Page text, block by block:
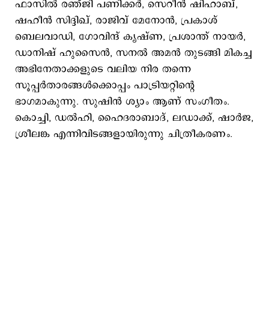
ഫാസില്‍ രഞ്ജി പണിക്കര്‍, സെറീന്‍ ഷിഹാബ്,
ഷഹീന്‍ സിദ്ദിഖ്, രാജിവ് മേനോന്‍, പ്രകാശ്
ബെലവാഡി, ഗോവിന്ദ് കൃഷ്ണ, പ്രശാന്ത് നായര്‍,
ഡാനിഷ് ഹുസൈന്‍, സനല്‍ അമന്‍ തുടങ്ങി മികച്ച
അഭിനേതാക്കളുടെ വലിയ നിര തന്നെ
സൂപ്പര്‍താരങ്ങള്‍ക്കൊപ്പം പാട്രിയറ്റിന്‍റെ
ഭാഗമാകുന്നു. സുഷിന്‍ ശ്യാം ആണ് സംഗീതം.
കൊച്ചി, ഡല്‍ഹി, ഹൈദരാബാദ്, ലഡാക്ക്, ഷാര്‍ജ,
ശ്രീലങ്ക എന്നിവിടങ്ങളായിരുന്നു ചിത്രീകരണം.